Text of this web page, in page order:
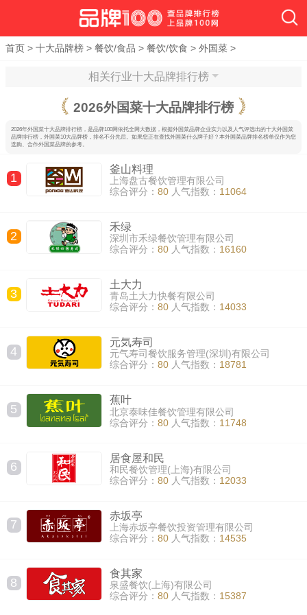
首页 > 十大品牌榜 > 餐饮/食品 > 餐饮/饮食 > 外国菜 >
相关行业十大品牌排行榜
2026外国菜十大品牌排行榜
2026年外国菜十大品牌排行榜，是品牌100网依托全网大数据，根据外国菜品牌企业实力以及人气评选出的十大外国菜
品牌排行榜，外国菜10大品牌榜，排名不分先后。如果您正在查找外国菜什么牌子好？本外国菜品牌排名榜单仅作为您
选购、合作外国菜品牌的参考。
1
釜山料理
上海盘古餐饮管理有限公司
综合评分： 80 人气指数： 11064
2
禾绿
深圳市禾绿餐饮管理有限公司
综合评分： 80 人气指数： 16160
3
土大力
青岛土大力快餐有限公司
综合评分： 80 人气指数： 14033
4
元気寿司
元气寿司餐饮服务管理(深圳)有限公司
综合评分： 80 人气指数： 18781
5
蕉叶
北京泰味佳餐饮管理有限公司
综合评分： 80 人气指数： 11748
6
居食屋和民
和民餐饮管理(上海)有限公司
综合评分： 80 人气指数： 12033
7
赤坂亭
上海赤坂亭餐饮投资管理有限公司
综合评分： 80 人气指数： 14535
8
食其家
泉盛餐饮(上海)有限公司
综合评分： 80 人气指数： 15387